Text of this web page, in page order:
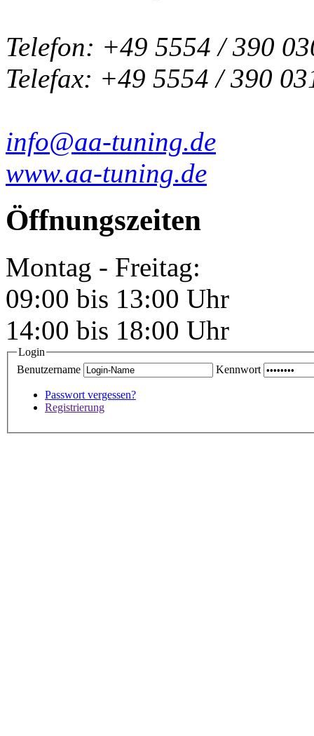
Telefon: +49 5554 / 390
Telefax: +49 5554 / 390
info@aa-tuning.de
www.aa-tuning.de
Öffnungszeiten
Montag - Freitag:
09:00 bis 13:00 Uhr
14:00 bis 18:00 Uhr
Login
Benutzername
Kennwort
Passwort vergessen?
Registrierung